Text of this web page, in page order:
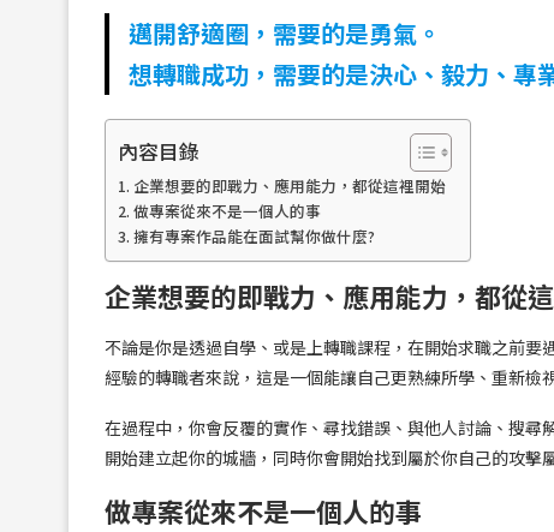
邁開舒適圈，需要的是勇氣。
想轉職成功，需要的是決心、毅力、專
內容目錄
企業想要的即戰力、應用能力，都從這裡開始
做專案從來不是一個人的事
擁有專案作品能在面試幫你做什麼?
企業想要的即戰力、應用能力，都從
不論是你是透過自學、或是上轉職課程，在開始求職之前
經驗的轉職者來說，這是一個能讓自己更熟練所學、重新檢
在過程中，你會反覆的實作、尋找錯誤、與他人討論、搜尋
開始建立起你的城牆，同時你會開始找到屬於你自己的攻擊
做專案從來不是一個人的事